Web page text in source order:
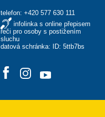
telefon: +420 577 630 111
infolinka s online přepisem
řeči pro osoby s postižením
sluchu
datová schránka: ID: 5ttb7bs